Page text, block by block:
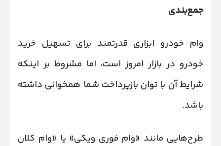
جمع‌بندی
وام خودرو ابزاری قدرتمند برای تسهیل خرید
خودرو در بازار امروز است، اما مشروط بر اینکه
شرایط آن با توان بازپرداخت شما همخوانی داشته
باشد.
طرح‌هایی مانند «وام فوری ویکی» یا «وام کلان